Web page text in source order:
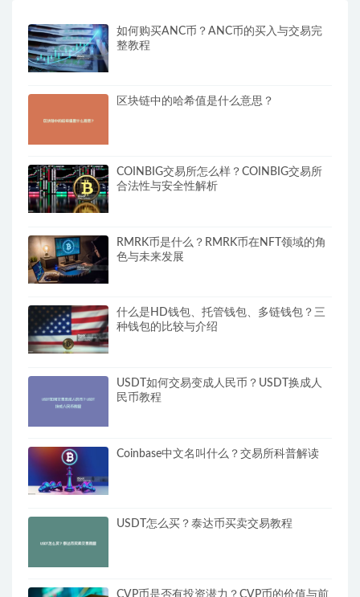
如何购买ANC币？ANC币的买入与交易完
整教程
区块链中的哈希值是什么意思？
COINBIG交易所怎么样？COINBIG交易所
合法性与安全性解析
RMRK币是什么？RMRK币在NFT领域的角
色与未来发展
什么是HD钱包、托管钱包、多链钱包？三
种钱包的比较与介绍
USDT如何交易变成人民币？USDT换成人
民币教程
Coinbase中文名叫什么？交易所科普解读
USDT怎么买？泰达币买卖交易教程
CVP币是否有投资潜力？CVP币的价值与前